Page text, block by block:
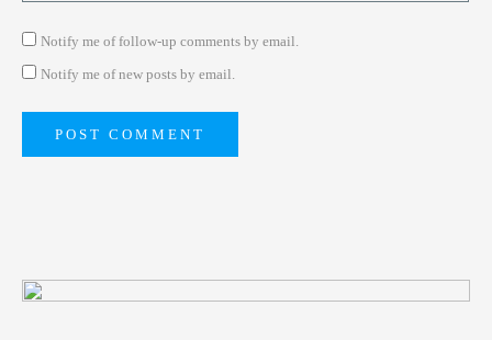
Notify me of follow-up comments by email.
Notify me of new posts by email.